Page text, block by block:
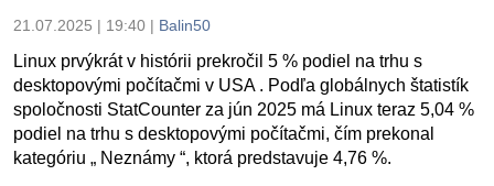
21.07.2025 | 19:40 | Balin50
Linux prvýkrát v histórii prekročil 5 % podiel na trhu s
desktopovými počítačmi v USA . Podľa globálnych štatistík
spoločnosti StatCounter za jún 2025 má Linux teraz 5,04 %
podiel na trhu s desktopovými počítačmi, čím prekonal
kategóriu „ Neznámy “, ktorá predstavuje 4,76 %.